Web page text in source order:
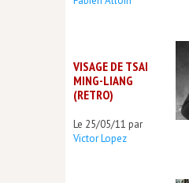
VISAGE DE TSAI
MING-LIANG
(RETRO)
Le 25/05/11 par
Victor Lopez